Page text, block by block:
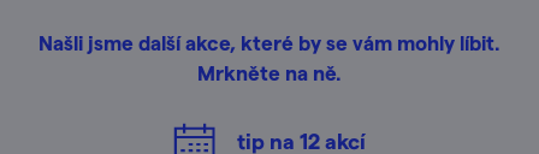
Našli jsme další akce, které by se vám mohly líbit.
Mrkněte na ně.
tip na 12akcí